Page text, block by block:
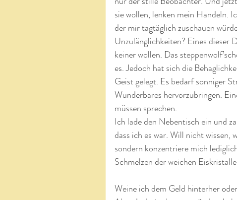
sie wollen, lenken mein Handeln.
der mir tagtäglich zuschauen
Unzulänglichkeiten? Eines dieser
keiner wollen. Das
es. Jedoch hat sich die
Geist gelegt. Es bedarf sonniger
Wunderbares hervorzubringen.
müssen sprechen.
Ich lade den Nebentisch ein und
dass ich es war. Will nicht wissen,
sondern konzentriere mich
Schmelzen der weichen
Weine ich dem Geld hinterher